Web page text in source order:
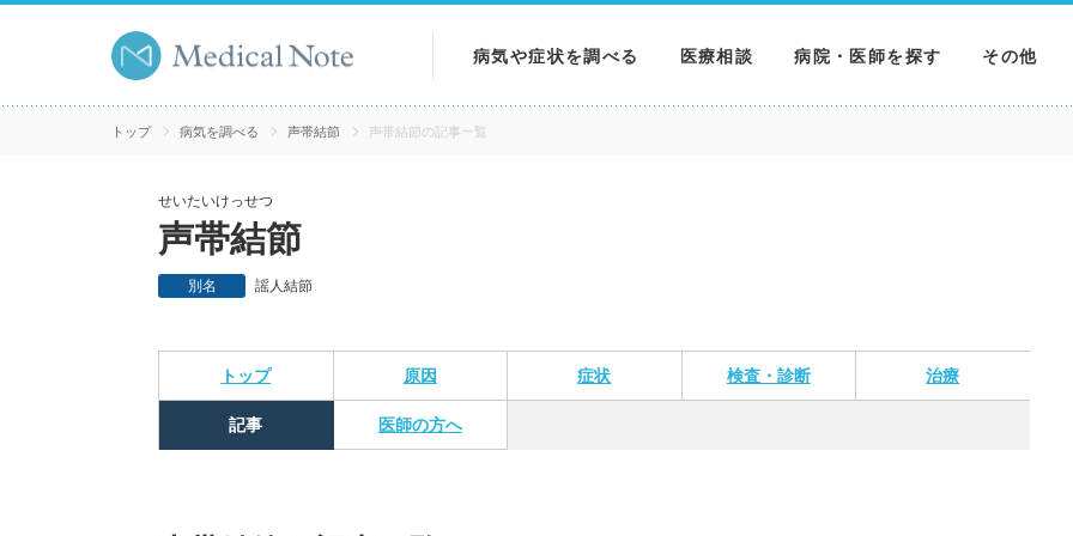
病気や症状を調べる
病気を調べる
医療相談 病院・医師を探す
病院を探す
その他
MNニュー
トップ 病気を調べる 声帯結節 声帯結節の記事一覧
せいたいけっせつ
声帯結節
別名 謡人結節
トップ 原因 症状 検査・診断 治療
記事 医師の方へ